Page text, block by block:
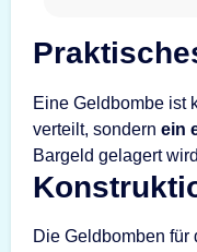
Eine Geldbombe ist
verteilt, sondern ein
Bargeld gelagert
Die Geldbomben für